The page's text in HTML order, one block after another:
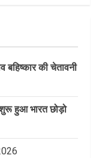
बहिष्कार की चेतावनी
हुआ भारत छोड़ो